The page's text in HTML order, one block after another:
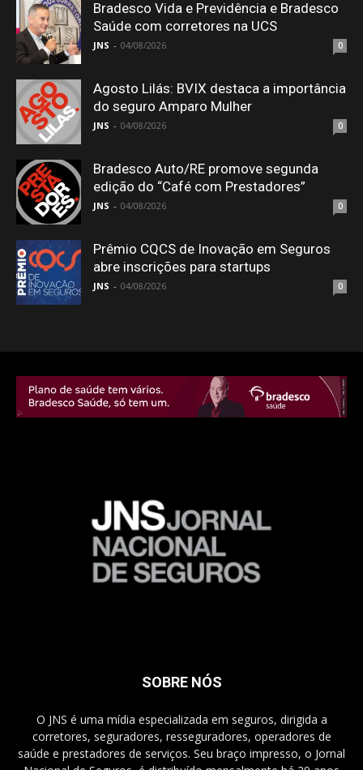
Bradesco Vida e Previdência e Bradesco
Saúde com corretores na UCS
JNS - 04/08/2026 0
Agosto Lilás: BVIX destaca a importância
do seguro Amparo Mulher
JNS - 04/08/2026 0
Bradesco Auto/RE promove segunda
edição do “Café com Prestadores”
JNS - 04/08/2026 0
Prêmio CQCS de Inovação em Seguros
abre inscrições para startups
JNS - 04/08/2026 0
SOBRE NÓS
O JNS é uma mídia especializada em seguros, dirigida a
corretores, seguradores, resseguradores, operadores de
saúde e prestadores de serviços. Seu braço impresso, o Jornal